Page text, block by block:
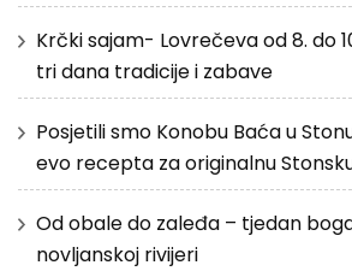
Krčki sajam- Lovrečeva od 8. do
tri dana tradicije i zabave
Posjetili smo Konobu Baća u
evo recepta za originalnu
Od obale do zaleđa – tjedan
novljanskoj rivijeri